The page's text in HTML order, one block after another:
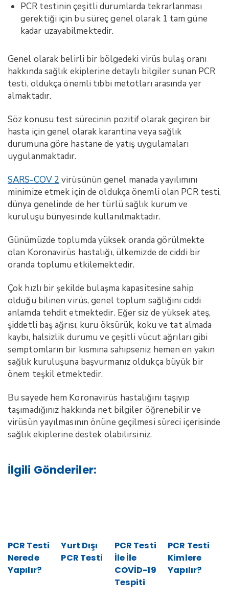
PCR testinin çeşitli durumlarda tekrarlanması
gerektiği için bu süreç genel olarak 1 tam güne
kadar uzayabilmektedir.
Genel olarak belirli bir bölgedeki virüs bulaş oranı
hakkında sağlık ekiplerine detaylı bilgiler sunan PCR
testi, oldukça önemli tıbbi metotları arasında yer
almaktadır.
Söz konusu test sürecinin pozitif olarak geçiren bir
hasta için genel olarak karantina veya sağlık
durumuna göre hastane de yatış uygulamaları
uygulanmaktadır.
SARS-COV 2 virüsünün genel manada yayılımını
minimize etmek için de oldukça önemli olan PCR testi,
dünya genelinde de her türlü sağlık kurum ve
kuruluşu bünyesinde kullanılmaktadır.
Günümüzde toplumda yüksek oranda görülmekte
olan Koronavirüs hastalığı, ülkemizde de ciddi bir
oranda toplumu etkilemektedir.
Çok hızlı bir şekilde bulaşma kapasitesine sahip
olduğu bilinen virüs, genel toplum sağlığını ciddi
anlamda tehdit etmektedir. Eğer siz de yüksek ateş,
şiddetli baş ağrısı, kuru öksürük, koku ve tat almada
kaybı, halsizlik durumu ve çeşitli vücut ağrıları gibi
semptomların bir kısmına sahipseniz hemen en yakın
sağlık kuruluşuna başvurmanız oldukça büyük bir
önem teşkil etmektedir.
Bu sayede hem Koronavirüs hastalığını taşıyıp
taşımadığınız hakkında net bilgiler öğrenebilir ve
virüsün yayılmasının önüne geçilmesi süreci içerisinde
sağlık ekiplerine destek olabilirsiniz.
İlgili Gönderiler:
PCR Testi
Nerede
Yapılır?
Yurt Dışı
PCR Testi
PCR Testi
İle İle
COVİD-19
Tespiti
PCR Testi
Kimlere
Yapılır?